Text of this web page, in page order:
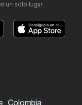
un solo lugar
Colombia